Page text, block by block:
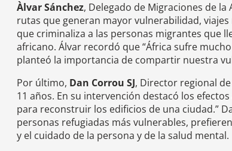
Àlvar Sánchez, Delegado de Migraciones de
rutas que generan mayor vulnerabilidad,
que criminaliza a las personas migrantes que
africano. Álvar recordó que “África sufre
planteó la importancia de compartir nuestra
Por último, Dan Corrou SJ, Director regional
11 años. En su intervención destacó los
para reconstruir los edificios de una ciudad.”
personas refugiadas más vulnerables,
y el cuidado de la persona y de la salud mental.